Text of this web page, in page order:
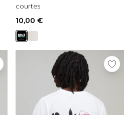
courtes
Occasion:
10,00 €